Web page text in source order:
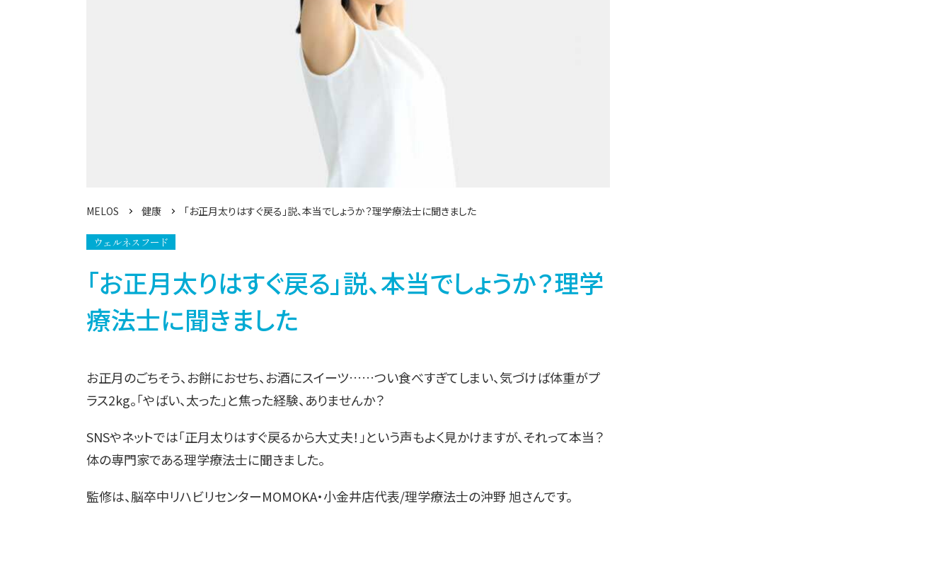
MELOS 健康 「お正月太りはすぐ戻る」説、本当でしょうか？理学療法士に聞きました
ウェルネスフード
「お正月太りはすぐ戻る」説、本当でしょうか？理学
療法士に聞きました
お正月のごちそう、お餅におせち、お酒にスイーツ……つい食べすぎてしまい、気づけば体重がプ
ラス2kg。「やばい、太った」と焦った経験、ありませんか？
SNSやネットでは「正月太りはすぐ戻るから大丈夫！」という声もよく見かけますが、それって本当？
体の専門家である理学療法士に聞きました。
監修は、脳卒中リハビリセンターMOMOKA・小金井店代表/理学療法士の沖野 旭さんです。